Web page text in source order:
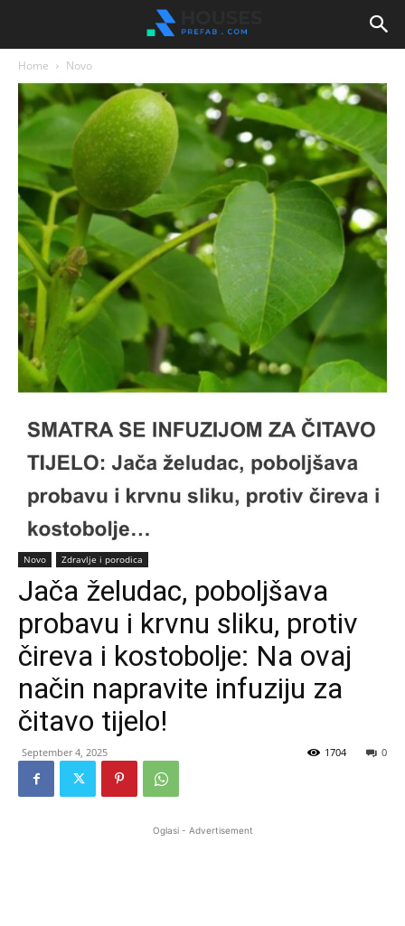
Home Novo
Novo Zdravlje i porodica
Jača želudac, poboljšava
probavu i krvnu sliku, protiv
čireva i kostobolje: Na ovaj
način napravite infuziju za
čitavo tijelo!
September 4, 2025 0
1704
Oglasi - Advertisement